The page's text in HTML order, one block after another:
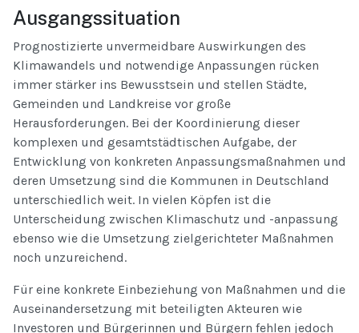
Ausgangssituation
Prognostizierte unvermeidbare Auswirkungen des
Klimawandels und notwendige Anpassungen rücken
immer stärker ins Bewusstsein und stellen Städte,
Gemeinden und Landkreise vor große
Herausforderungen. Bei der Koordinierung dieser
komplexen und gesamtstädtischen Aufgabe, der
Entwicklung von konkreten Anpassungsmaßnahmen und
deren Umsetzung sind die Kommunen in Deutschland
unterschiedlich weit. In vielen Köpfen ist die
Unterscheidung zwischen Klimaschutz und -anpassung
ebenso wie die Umsetzung zielgerichteter Maßnahmen
noch unzureichend.
Für eine konkrete Einbeziehung von Maßnahmen und die
Auseinandersetzung mit beteiligten Akteuren wie
Investoren und Bürgerinnen und Bürgern fehlen jedoch